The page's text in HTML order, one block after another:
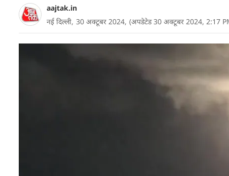
aajtak.in
नई दिल्ली, 30 अक्टूबर 2024, (अपडेटेड 30 अक्टूबर 2024, 2:17
रूस के राष्ट्रपति व्लादिमीर पुतिन के आदेश पर रूसी सेना
न्यूक्लियर ड्रिल किए जा रहे हैं. 11 हजार किलोमीटर रेंज
लॉन्च होने वाली बुलावा बैलिस्टिक मिसाइल (Bulava
दोनों ही मिसाइलों को जमीन में मौजूद साइलो या
है. आइए अब जानते हैं इन मिसाइलों की ताकत...क्योंकि